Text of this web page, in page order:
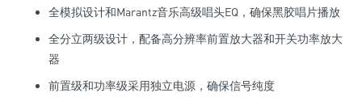
全模拟设计和Marantz音乐高级唱头EQ，确保黑胶唱片播放
全分立两级设计，配备高分辨率前置放大器和开关功率放大
器
前置级和功率级采用独立电源，确保信号纯度